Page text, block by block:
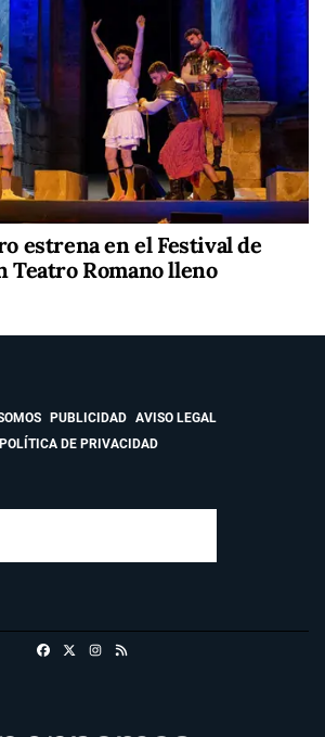
estrena en el Festival de
Teatro Romano lleno
PUBLICIDAD
AVISO LEGAL
POLÍTICA DE PRIVACIDAD
FacebookInstagram